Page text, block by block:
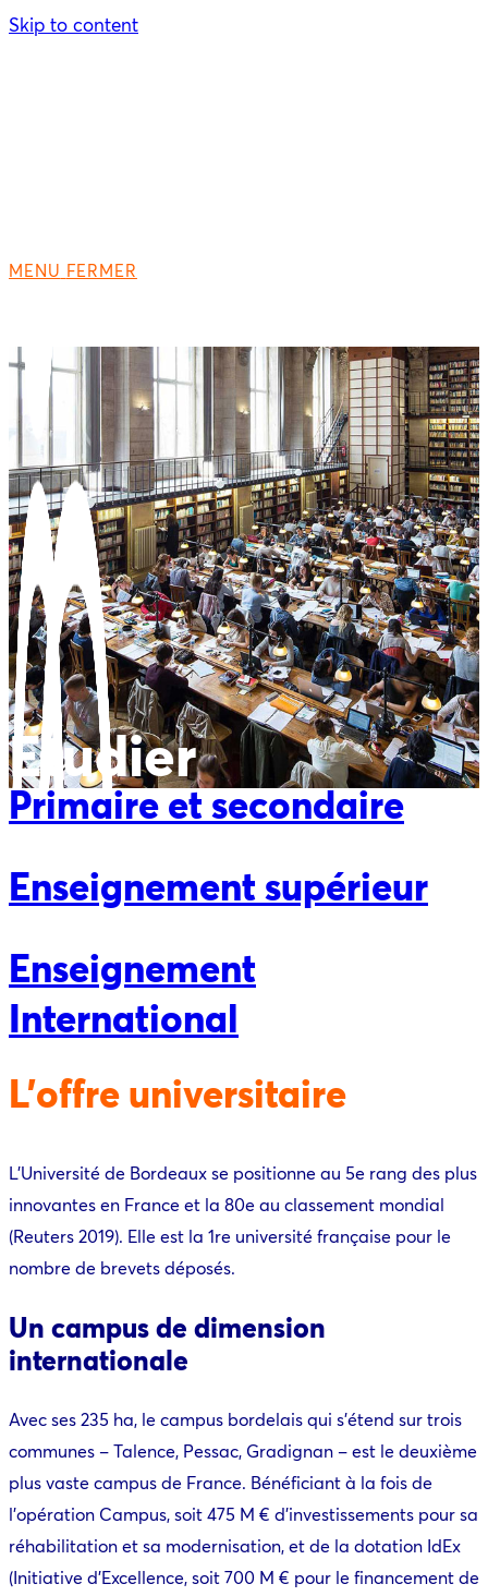
Skip to content
MENU FERMER
Etudier
Primaire et secondaire
Enseignement supérieur
Enseignement
International
L’offre universitaire
L’Université de Bordeaux se positionne au 5e rang des plus
innovantes en France et la 80e au classement mondial
(Reuters 2019). Elle est la 1re université française pour le
nombre de brevets déposés.
Un campus de dimension
internationale
Avec ses 235 ha, le campus bordelais qui s’étend sur trois
communes – Talence, Pessac, Gradignan – est le deuxième
plus vaste campus de France. Bénéficiant à la fois de
l’opération Campus, soit 475 M € d’investissements pour sa
réhabilitation et sa modernisation, et de la dotation IdEx
(Initiative d’Excellence, soit 700 M € pour le financement de